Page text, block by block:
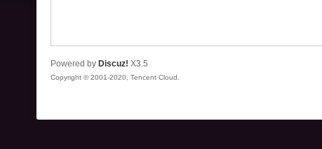
列
Powered by Discuz! X3.5
Copyright © 2001-2020, Tencent Cloud.